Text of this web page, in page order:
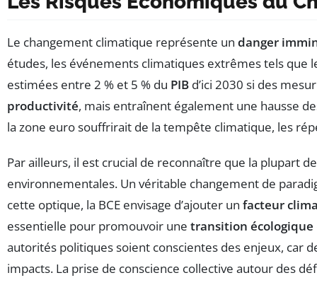
Le changement climatique représente un danger
études, les événements climatiques extrêmes tels que
estimées entre 2 % et 5 % du PIB d’ici 2030 si des
productivité, mais entraînent également une hausse
la zone euro souffrirait de la tempête climatique, les
Par ailleurs, il est crucial de reconnaître que la plupart
environnementales. Un véritable changement de
cette optique, la BCE envisage d’ajouter un facteur
essentielle pour promouvoir une transition écologique
autorités politiques soient conscientes des enjeux, car
impacts. La prise de conscience collective autour des